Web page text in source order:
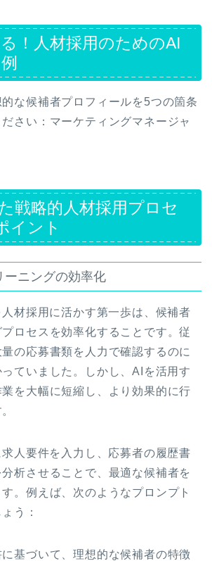
！人材採用のためのAI
的な候補者プロフィールを5つの箇条
さい：マーケティングマネージャ
戦略的人材採用プロセ
イント
ーニングの効率化
材採用に活かす第一歩は、候補者
ロセスを効率化することです。従
の応募書類を人力で確認するのに
ていました。しかし、AIを活用す
を大幅に短縮し、より効果的に行
人要件を入力し、応募者の履歴書
析させることで、最適な候補者を
。例えば、次のようなプロンプト
う：
に基づいて、理想的な候補者の特徴